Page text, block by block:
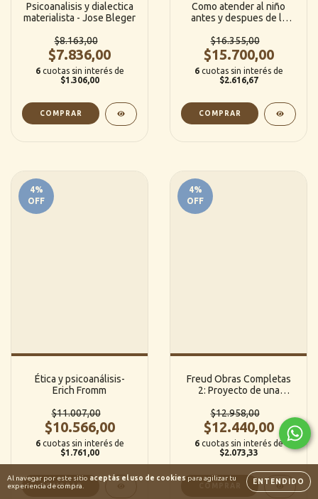
Al navegar por este sitio aceptás el uso de cookies para agilizar tu
experiencia de compra.
ENTENDIDO
Psicoanalisis y dialectica
materialista - Jose Bleger
$8.163,00
$7.836,00
6 cuotas sin interés de
$1.306,00
Como atender al niño
antes y despues de la
Geist
$16.355,00
$15.700,00
6 cuotas sin interés de
$2.616,67
4%
OFF
Ética y psicoanálisis-
Erich Fromm
$11.007,00
$10.566,00
6 cuotas sin interés de
$1.761,00
4%
OFF
Freud Obras Completas
2: Proyecto de una
neurólogos y otros
ensayos - Sigmund Freud
(Hyspamerica)
$12.958,00
$12.440,00
6 cuotas sin interés de
$2.073,33